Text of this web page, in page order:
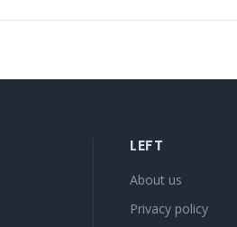
LEFT
About us
Privacy policy